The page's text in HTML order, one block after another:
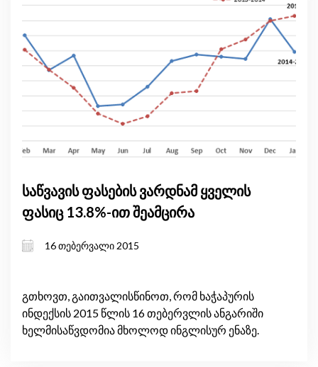
საწვავის ფასების ვარდნამ ყველის
ფასიც 13.8%-ით შეამცირა
16 თებერვალი 2015
გთხოვთ, გაითვალისწინოთ, რომ ხაჭაპურის
ინდექსის 2015 წლის 16 თებერვლის ანგარიში
ხელმისაწვდომია მხოლოდ ინგლისურ ენაზე.